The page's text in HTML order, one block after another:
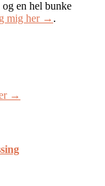
en hel bunke
mig her → .
→